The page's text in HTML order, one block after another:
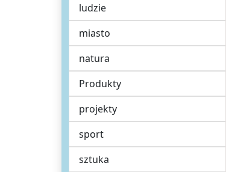
ludzie
miasto
natura
Produkty
projekty
sport
sztuka